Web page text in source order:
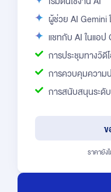
ผู้ช่วย AI Gemini
แชทกับ AI ในแอป
การประชุมทางวิดี
การควบคุมความ
การสนับสนุนระดั
ข
ราคายั